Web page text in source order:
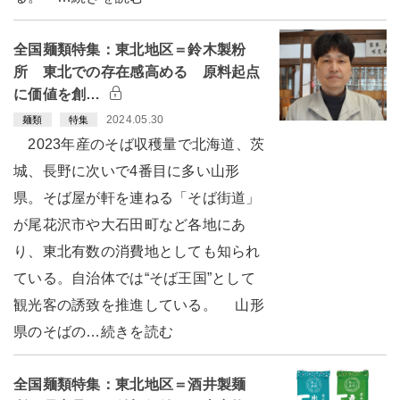
全国麺類特集：東北地区＝鈴木製粉
所 東北での存在感高める 原料起点
に価値を創…
麺類 特集 2024.05.30
2023年産のそば収穫量で北海道、茨
城、長野に次いで4番目に多い山形
県。そば屋が軒を連ねる「そば街道」
が尾花沢市や大石田町など各地にあ
り、東北有数の消費地としても知られ
ている。自治体では“そば王国”として
観光客の誘致を推進している。 山形
県のそばの…続きを読む
全国麺類特集：東北地区＝酒井製麺